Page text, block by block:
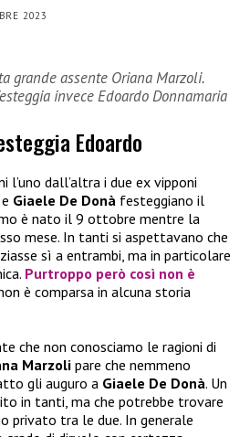
2023
grande assente Oriana Marzoli.
invece Edoardo Donnamaria
Edoardo
l’uno dall’altra i due ex vipponi
e Giaele De Donà festeggiano il
è nato il 9 ottobre mentre la
mese. In tanti si aspettavano che
sì a entrambi, ma in particolare
Purtroppo però così non è
è comparsa in alcuna storia
che non conosciamo le ragioni di
Marzoli pare che nemmeno
gli auguro a Giaele De Donà. Un
in tanti, ma che potrebbe trovare
privato tra le due. In generale